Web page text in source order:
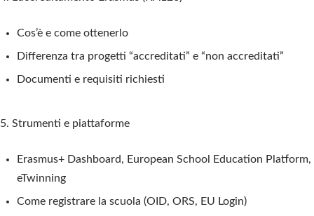
Cos’è e come ottenerlo
Differenza tra progetti “accreditati” e “non accreditati”
Documenti e requisiti richiesti
5. Strumenti e piattaforme
Erasmus+ Dashboard, European School Education Platform,
eTwinning
Come registrare la scuola (OID, ORS, EU Login)